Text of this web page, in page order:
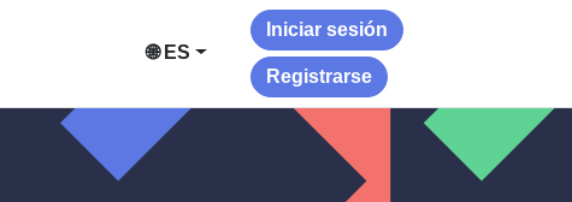
🌐 ES
Iniciar sesión
Registrarse